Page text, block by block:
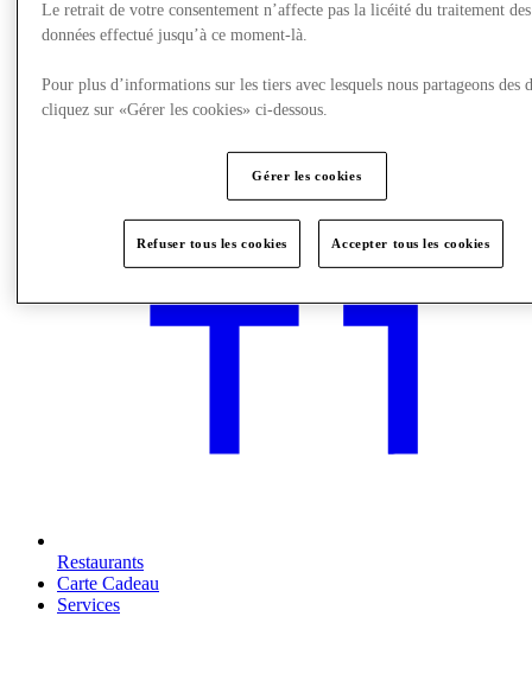
Restaurants
Carte Cadeau
Services
Le retrait de votre consentement n’affecte pas la licéité du traitement des
données effectué jusqu’à ce moment-là.
Pour plus d’informations sur les tiers avec lesquels nous partageons des
cliquez sur «Gérer les cookies» ci-dessous.
Gérer les cookies
Refuser tous les cookies Accepter tous les cookies